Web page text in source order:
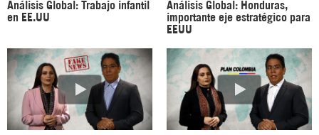
Análisis Global: Trabajo infantil
en EE.UU
Análisis Global: Honduras,
importante eje estratégico para
EEUU